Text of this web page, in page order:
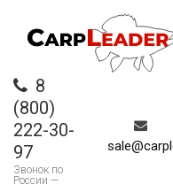
8
(800)
222-30-
97
Звонок по
России —